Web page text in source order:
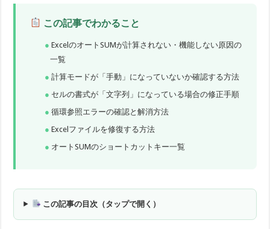
この記事でわかること
ExcelのオートSUMが計算されない・機能しない原因の
一覧
計算モードが「手動」になっていないか確認する方法
セルの書式が「文字列」になっている場合の修正手順
循環参照エラーの確認と解消方法
Excelファイルを修復する方法
オートSUMのショートカットキー一覧
この記事の目次（タップで開く）